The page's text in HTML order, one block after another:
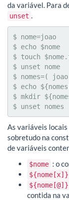
da variável. Para
unset .
$ nome=joao
$ echo $nome
$ touch
$ unset nome
$ nomes=(
$ echo
$ mkdir
$ unset nomes
As variáveis
sobretudo na
de variáveis
$nome : o
${nome[x]}
${nome[@]}
contida na